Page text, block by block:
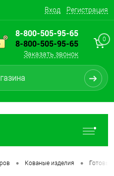
Вход Регистрация
8-800-505-95-65
8-800-505-95-65
Заказать звонок
0
• Кованые изделия •